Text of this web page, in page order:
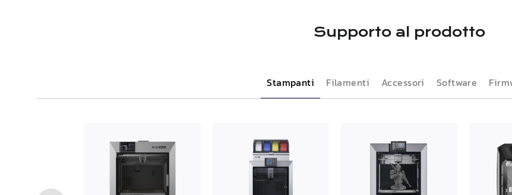
Supporto al prodotto
Stampanti Filamenti Accessori Software